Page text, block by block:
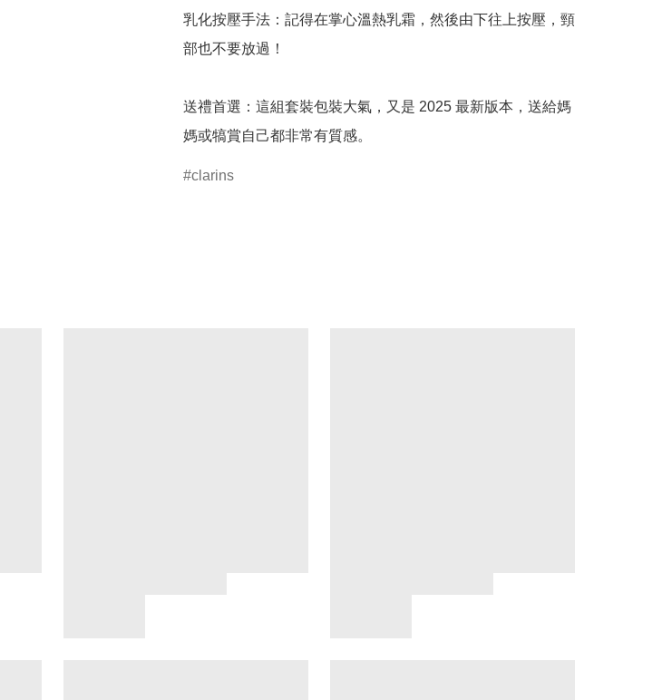
乳化按壓手法：記得在掌心溫熱乳霜，然後由下往上按壓，頸
部也不要放過！
送禮首選：這組套裝包裝大氣，又是 2025 最新版本，送給媽
clarins